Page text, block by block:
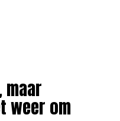
maar
weer om